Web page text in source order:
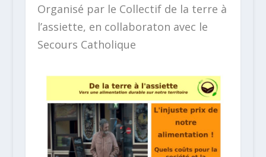
Organisé par le Collectif de la terre à
l’assiette, en collaboraton avec le
Secours Catholique